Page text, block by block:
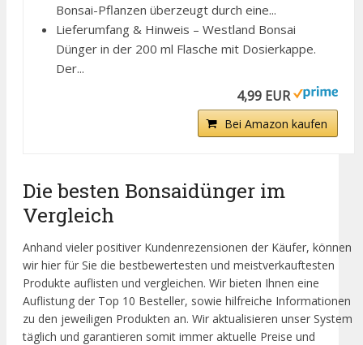
Bonsai-Pflanzen überzeugt durch eine...
Lieferumfang & Hinweis – Westland Bonsai
Dünger in der 200 ml Flasche mit Dosierkappe.
Der...
4,99 EUR
Bei Amazon kaufen
Die besten Bonsaidünger im
Vergleich
Anhand vieler positiver Kundenrezensionen der Käufer, können
wir hier für Sie die bestbewertesten und meistverkauftesten
Produkte auflisten und vergleichen. Wir bieten Ihnen eine
Auflistung der Top 10 Besteller, sowie hilfreiche Informationen
zu den jeweiligen Produkten an. Wir aktualisieren unser System
täglich und garantieren somit immer aktuelle Preise und